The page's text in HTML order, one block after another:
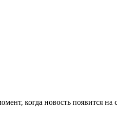
когда новость появится на